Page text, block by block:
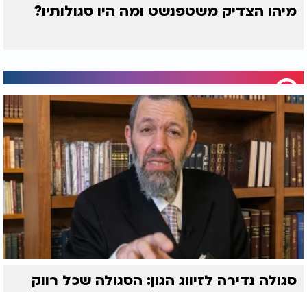
מיהו הצדיק משטפנשט ומה היו סגולותיו?
סגולה נדירה לזיווג הגון: הסגולה שכל רווק